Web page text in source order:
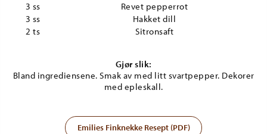
3 ss
Revet pepperrot
3 ss
Hakket dill
2 ts
Sitronsaft
Gjør slik:
Bland ingrediensene. Smak av med litt svartpepper. Dekorer
med epleskall.
Emilies Finknekke Resept (PDF)